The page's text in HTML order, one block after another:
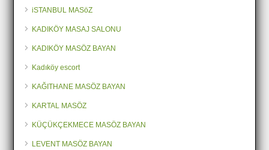
iSTANBUL MASöZ
KADIKÖY MASAJ SALONU
KADIKÖY MASÖZ BAYAN
Kadıköy escort
KAĞITHANE MASÖZ BAYAN
KARTAL MASÖZ
KÜÇÜKÇEKMECE MASÖZ BAYAN
LEVENT MASÖZ BAYAN